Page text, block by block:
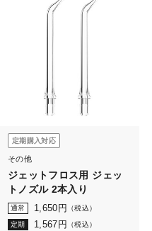
定期購入対応
その他
ジェットフロス用 ジェッ
トノズル 2本入り
通常 1,650 円 （税込）
定期 1,567 円 （税込）